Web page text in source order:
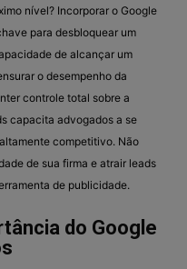
nível? Incorporar o Google
para desbloquear um
de alcançar um
o desempenho da
controle total sobre a
capacita advogados a se
competitivo. Não
de sua firma e atrair leads
de publicidade.
do Google